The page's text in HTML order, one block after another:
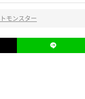
モンスター